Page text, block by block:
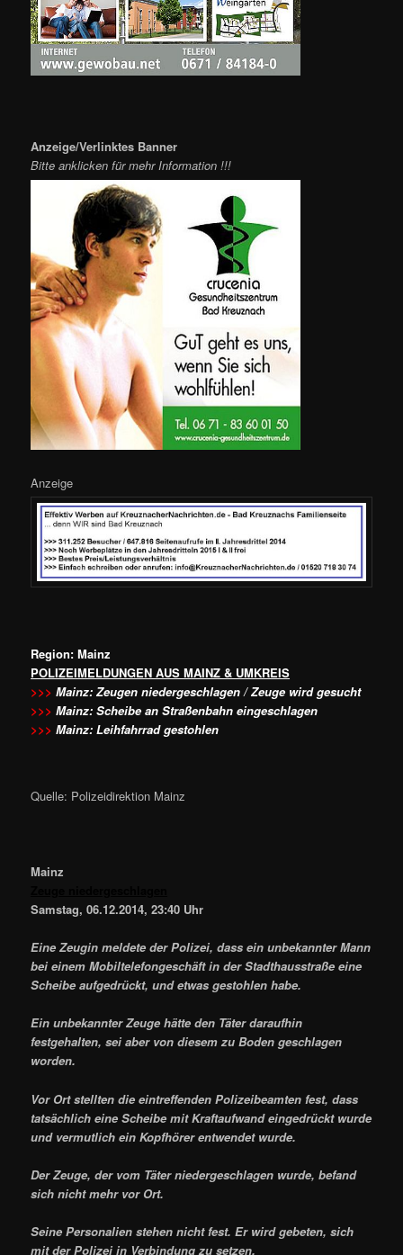
Anzeige/Verlinktes Banner
Bitte anklicken für mehr Information !!!
Anzeige
Region: Mainz
POLIZEIMELDUNGEN AUS MAINZ & UMKREIS
>>> Mainz: Zeugen niedergeschlagen / Zeuge wird gesucht
>>> Mainz: Scheibe an Straßenbahn eingeschlagen
>>> Mainz: Leihfahrrad gestohlen
Quelle: Polizeidirektion Mainz
Mainz
Samstag, 06.12.2014, 23:40 Uhr
Eine Zeugin meldete der Polizei, dass ein unbekannter Mann
bei einem Mobiltelefongeschäft in der Stadthausstraße eine
Scheibe aufgedrückt, und etwas gestohlen habe.
Ein unbekannter Zeuge hätte den Täter daraufhin
festgehalten, sei aber von diesem zu Boden geschlagen
worden.
Vor Ort stellten die eintreffenden Polizeibeamten fest, dass
tatsächlich eine Scheibe mit Kraftaufwand eingedrückt wurde
und vermutlich ein Kopfhörer entwendet wurde.
Der Zeuge, der vom Täter niedergeschlagen wurde, befand
sich nicht mehr vor Ort.
Seine Personalien stehen nicht fest. Er wird gebeten, sich
mit der Polizei in Verbindung zu setzen.